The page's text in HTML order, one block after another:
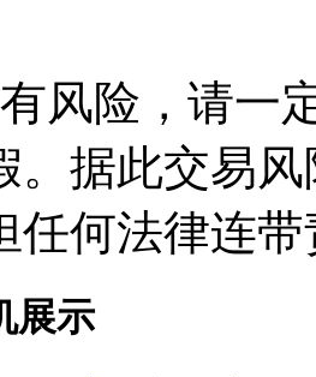
风险，请一
。据此交易
任何法律连
展示